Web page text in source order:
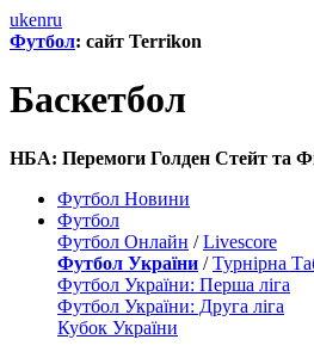
ukenru
Футбол: сайт Terrikon
Баскетбол
НБА: Перемоги Голден Стейт та
Футбол Новини
Футбол
Футбол Онлайн /Livescore
Футбол України /Турнірна
Футбол України: Перша ліга
Футбол України: Друга ліга
Кубок України